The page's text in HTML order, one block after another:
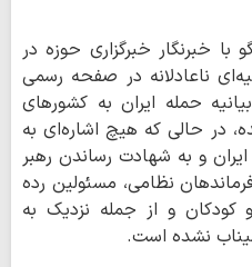
با خبرنگار خبرگزاری حوزه در
ناعادلانه در صفحه رسمی
حمله ایران به کشورهای
در حالی که هیچ اشاره‌ای به
و به شهادت رساندن رهبر
نظامی، مسئولین رده
کودکان و از جمله نزدیک به